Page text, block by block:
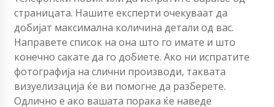
страницата. Нашите експерти очекуваат да
добијат максимална количина детали од вас.
Направете список на она што го имате и што
конечно сакате да го добиете. Ако ни испратите
фотографија на слични производи, таквата
визуелизација ќе ви помогне да разберете.
Одлично е ако вашата порака ќе наведе